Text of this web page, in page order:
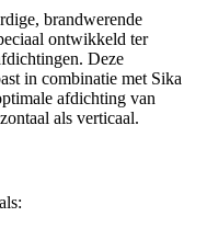
brandwerende
ontwikkeld ter
Deze
in combinatie met Sika
afdichting van
als verticaal.